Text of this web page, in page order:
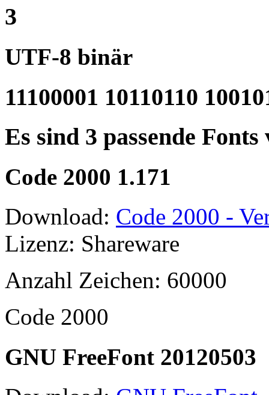
3
UTF-8 binär
11100001 10110110
Es sind 3 passende
Code 2000 1.171
Download: Code 2000 -
Lizenz: Shareware
Anzahl Zeichen: 60000
Code 2000
GNU FreeFont 20120503